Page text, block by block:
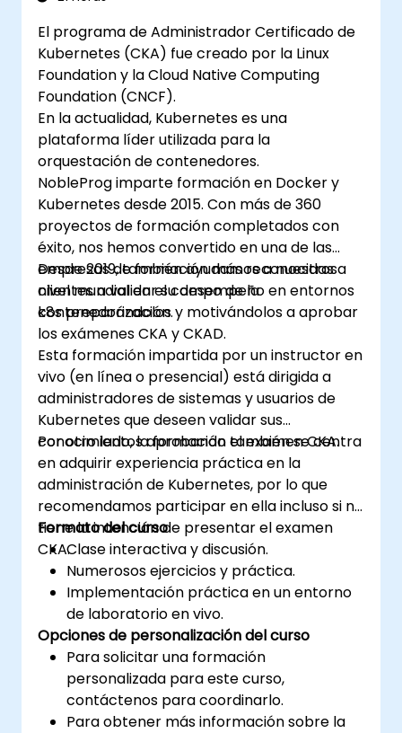
El programa de Administrador Certificado de
Kubernetes (CKA) fue creado por la Linux
Foundation y la Cloud Native Computing
Foundation (CNCF).
En la actualidad, Kubernetes es una
plataforma líder utilizada para la
orquestación de contenedores.
NobleProg imparte formación en Docker y
Kubernetes desde 2015. Con más de 360
proyectos de formación completados con
éxito, nos hemos convertido en una de las
empresas de formación más reconocidas a
nivel mundial en el campo de la
contenedorización.
Desde 2019, también ayudamos a nuestros
clientes a validar su desempeño en entornos
k8s preparándolos y motivándolos a aprobar
los exámenes CKA y CKAD.
Esta formación impartida por un instructor en
vivo (en línea o presencial) está dirigida a
administradores de sistemas y usuarios de
Kubernetes que deseen validar sus
conocimientos aprobando el examen CKA.
Por otro lado, la formación también se centra
en adquirir experiencia práctica en la
administración de Kubernetes, por lo que
recomendamos participar en ella incluso si no
tiene la intención de presentar el examen
CKA.
Formato del curso
Clase interactiva y discusión.
Numerosos ejercicios y práctica.
Implementación práctica en un entorno
de laboratorio en vivo.
Opciones de personalización del curso
Para solicitar una formación
personalizada para este curso,
contáctenos para coordinarlo.
Para obtener más información sobre la